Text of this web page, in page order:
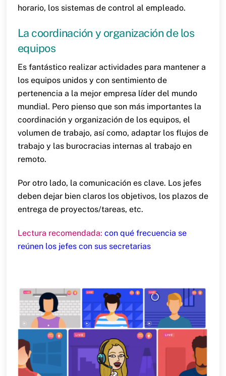
horario, los sistemas de control al empleado.
La coordinación y organización de los
equipos
Es fantástico realizar actividades para mantener a
los equipos unidos y con sentimiento de
pertenencia a la mejor empresa líder del mundo
mundial. Pero pienso que son más importantes la
coordinación y organización de los equipos, el
volumen de trabajo, así como, adaptar los flujos de
trabajo y las burocracias internas al trabajo en
remoto.
Por otro lado, la comunicación es clave. Los jefes
deben dejar bien claros los objetivos, los plazos de
entrega de proyectos/tareas, etc.
Lectura recomendada: con qué frecuencia se
reúnen los jefes con sus secretarias